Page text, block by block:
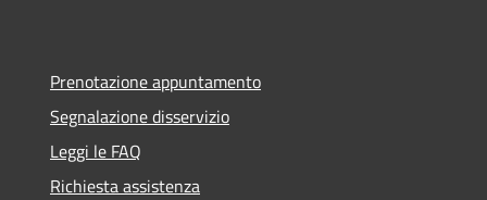
Prenotazione appuntamento
Segnalazione disservizio
Leggi le FAQ
Richiesta assistenza